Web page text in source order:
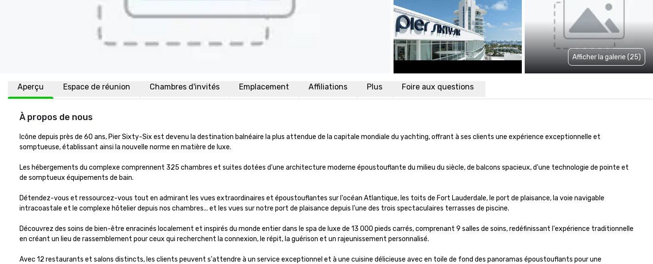
Afficher la galerie (25)
Aperçu Espace de réunion Chambres d'invités Emplacement Affiliations Plus Foire aux questions
À propos de nous
Icône depuis près de 60 ans, Pier Sixty-Six est devenu la destination balnéaire la plus attendue de la capitale mondiale du yachting, offrant à ses clients une expérience exceptionnelle et
somptueuse, établissant ainsi la nouvelle norme en matière de luxe.
Les hébergements du complexe comprennent 325 chambres et suites dotées d'une architecture moderne époustouflante du milieu du siècle, de balcons spacieux, d'une technologie de pointe et
de somptueux équipements de bain.
Détendez-vous et ressourcez-vous tout en admirant les vues extraordinaires et époustouflantes sur l'océan Atlantique, les toits de Fort Lauderdale, le port de plaisance, la voie navigable
intracoastale et le complexe hôtelier depuis nos chambres... et les vues sur notre port de plaisance depuis l'une des trois spectaculaires terrasses de piscine.
Découvrez des soins de bien-être enracinés localement et inspirés du monde entier dans le spa de luxe de 13 000 pieds carrés, comprenant 9 salles de soins, redéfinissant l'expérience traditionnelle
en créant un lieu de rassemblement pour ceux qui recherchent la connexion, le répit, la guérison et un rajeunissement personnalisé.
Avec 12 restaurants et salons distincts, les clients peuvent s'attendre à un service exceptionnel et à une cuisine délicieuse avec en toile de fond des panoramas époustouflants pour une